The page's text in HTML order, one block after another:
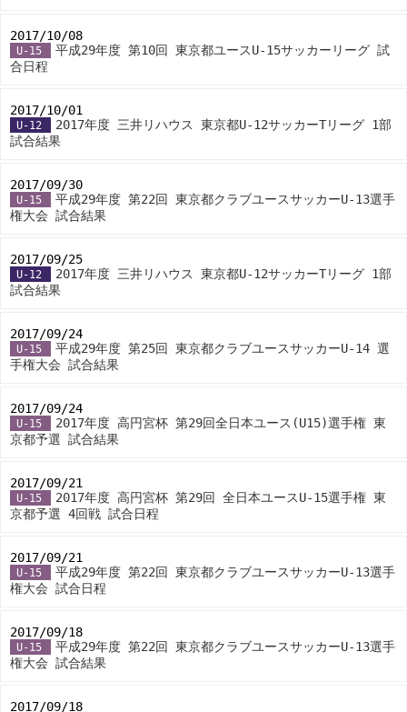
2017/10/08
U-15
平成29年度 第10回 東京都ユースU-15サッカーリーグ 試
合日程
2017/10/01
U-12
2017年度 三井リハウス 東京都U-12サッカーTリーグ 1部
試合結果
2017/09/30
U-15
平成29年度 第22回 東京都クラブユースサッカーU-13選手
権大会 試合結果
2017/09/25
U-12
2017年度 三井リハウス 東京都U-12サッカーTリーグ 1部
試合結果
2017/09/24
U-15
平成29年度 第25回 東京都クラブユースサッカーU-14 選
手権大会 試合結果
2017/09/24
U-15
2017年度 高円宮杯 第29回全日本ユース(U15)選手権 東
京都予選 試合結果
2017/09/21
U-15
2017年度 高円宮杯 第29回 全日本ユースU-15選手権 東
京都予選 4回戦 試合日程
2017/09/21
U-15
平成29年度 第22回 東京都クラブユースサッカーU-13選手
権大会 試合日程
2017/09/18
U-15
平成29年度 第22回 東京都クラブユースサッカーU-13選手
権大会 試合結果
2017/09/18